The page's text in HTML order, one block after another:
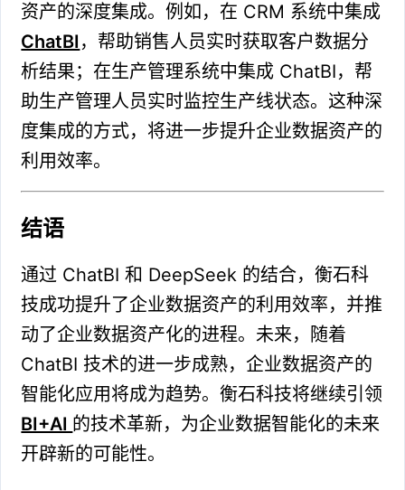
资产的深度集成。例如，在 CRM 系统中集成
ChatBI ，帮助销售人员实时获取客户数据分
析结果；在生产管理系统中集成 ChatBI，帮
助生产管理人员实时监控生产线状态。这种深
度集成的方式，将进一步提升企业数据资产的
利用效率。
结语
通过 ChatBI 和 DeepSeek 的结合，衡石科
技成功提升了企业数据资产的利用效率，并推
动了企业数据资产化的进程。未来，随着
ChatBI 技术的进一步成熟，企业数据资产的
智能化应用将成为趋势。衡石科技将继续引领
BI+AI 的技术革新，为企业数据智能化的未来
开辟新的可能性。